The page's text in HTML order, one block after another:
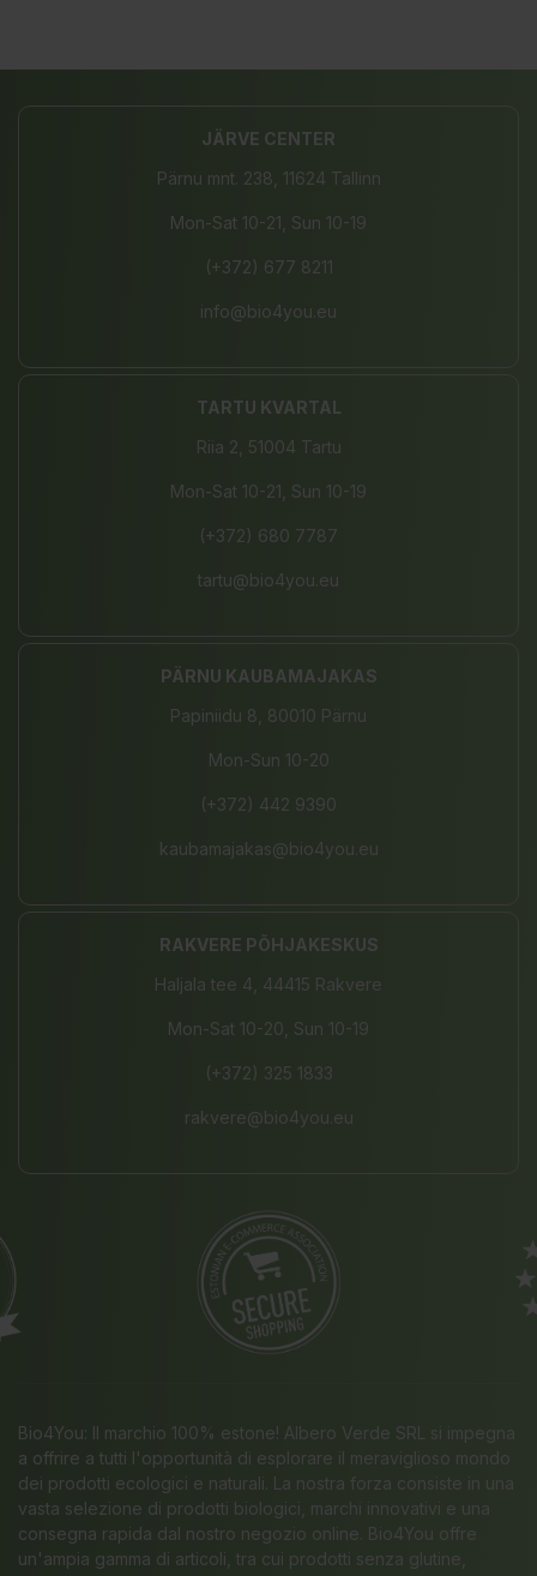
JÄRVE CENTER
Pärnu mnt. 238, 11624 Tallinn
Mon-Sat 10-21, Sun 10-19
(+372) 677 8211
info@bio4you.eu
TARTU KVARTAL
Riia 2, 51004 Tartu
Mon-Sat 10-21, Sun 10-19
(+372) 680 7787
tartu@bio4you.eu
PÄRNU KAUBAMAJAKAS
Papiniidu 8, 80010 Pärnu
Mon-Sun 10-20
(+372) 442 9390
kaubamajakas@bio4you.eu
RAKVERE PÕHJAKESKUS
Haljala tee 4, 44415 Rakvere
Mon-Sat 10-20, Sun 10-19
(+372) 325 1833
rakvere@bio4you.eu
Bio4You: Il marchio 100% estone! Albero Verde SRL si impegna
a offrire a tutti l'opportunità di esplorare il meraviglioso mondo
dei prodotti ecologici e naturali. La nostra forza consiste in una
vasta selezione di prodotti biologici, marchi innovativi e una
consegna rapida dal nostro negozio online. Bio4You offre
un'ampia gamma di articoli, tra cui prodotti senza glutine,